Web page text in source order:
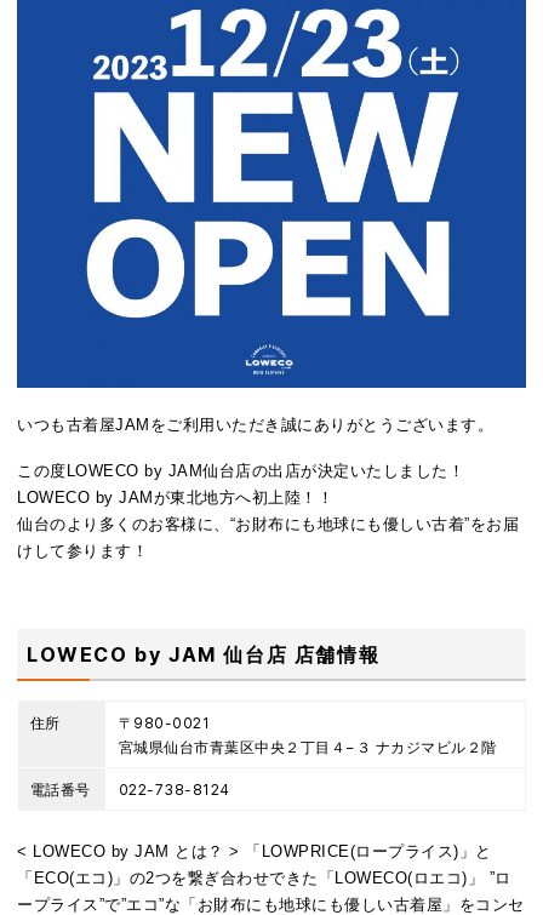
いつも古着屋JAMをご利用いただき誠にありがとうございます。
この度LOWECO by JAM仙台店の出店が決定いたしました！
LOWECO by JAMが東北地方へ初上陸！！
仙台のより多くのお客様に、“お財布にも地球にも優しい古着”をお届
けして参ります！
LOWECO by JAM 仙台店 店舗情報
住所
〒980-0021
宮城県仙台市青葉区中央２丁目４−３ ナカジマビル２階
電話番号 022-738-8124
< LOWECO by JAM とは？ > 「LOWPRICE(ロープライス)」と
「ECO(エコ)」の2つを繋ぎ合わせできた「LOWECO(ロエコ)」 ”ロ
ープライス”で”エコ”な「お財布にも地球にも優しい古着屋」をコンセ